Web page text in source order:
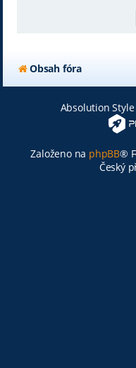
Obsah fóra
Absolution
Založeno na phpBB®
Český